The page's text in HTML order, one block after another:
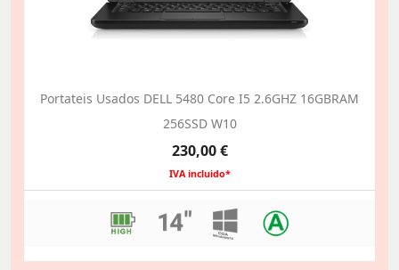
Portateis Usados DELL 5480 Core I5 2.6GHZ 16GBRAM
256SSD W10
Preço
230,00 €
IVA incluido*